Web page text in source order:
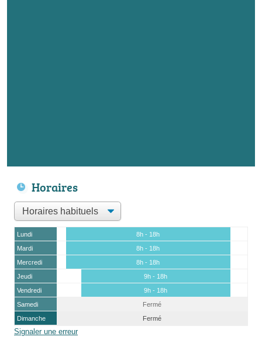
Horaires
Lundi
8h - 18h
Mardi
8h - 18h
Mercredi
8h - 18h
Jeudi
9h - 18h
Vendredi
9h - 18h
Samedi
Fermé
Dimanche
Fermé
Signaler une erreur